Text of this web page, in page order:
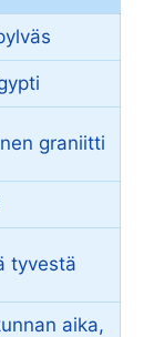
graniitti
tyvestä
aika,